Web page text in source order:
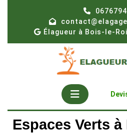
Élagueur à Bois-le-
Open
Espaces Verts